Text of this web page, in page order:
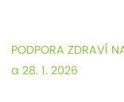
PODPORA ZDRAVÍ
a 28. 1. 2026